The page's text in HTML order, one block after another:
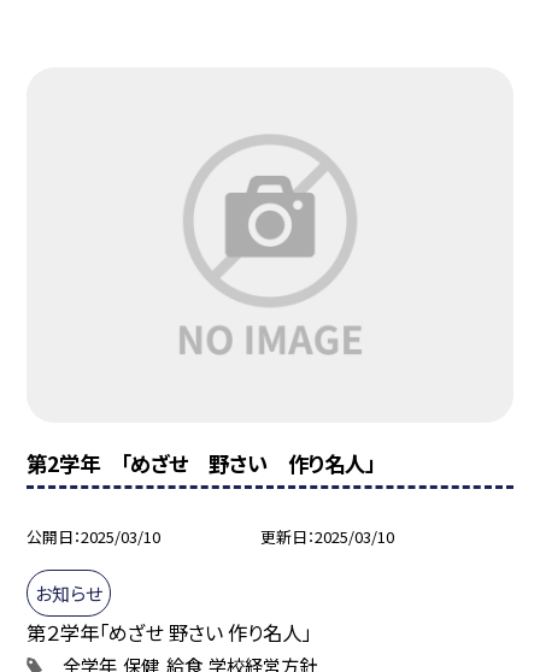
第2学年 「めざせ 野さい 作り名人」
公開日 2025/03/10 更新日 2025/03/10
お知らせ
第２学年「めざせ 野さい 作り名人」
全学年 保健 給食 学校経営方針